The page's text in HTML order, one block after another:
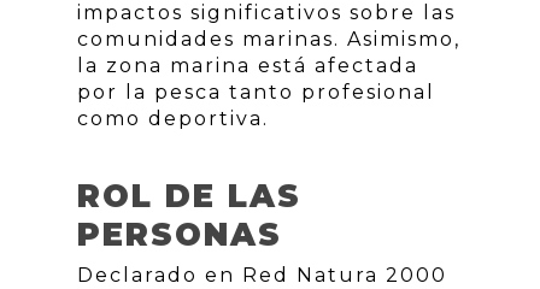
impactos significativos sobre las
comunidades marinas. Asimismo,
la zona marina está afectada
por la pesca tanto profesional
como deportiva.
ROL DE LAS
PERSONAS
Declarado en Red Natura 2000